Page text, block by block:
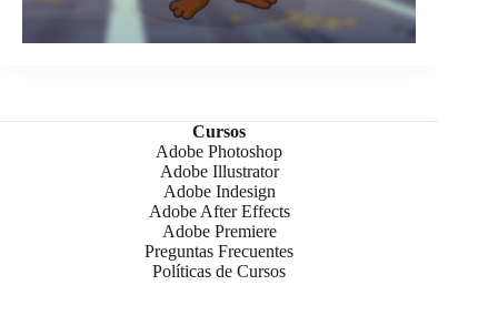
Cursos
Adobe Photoshop
Adobe Illustrator
Adobe Indesign
Adobe After Effects
Adobe Premiere
Preguntas Frecuentes
Políticas de Cursos